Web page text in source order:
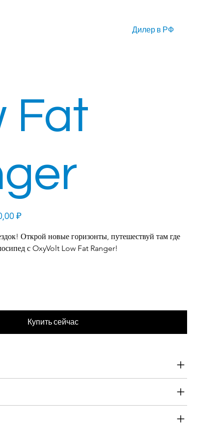
Дилер в РФ
Fat
₽
Открой новые горизонты, путешествуй там где
с OxyVolt Low Fat Ranger!
Купить сейчас